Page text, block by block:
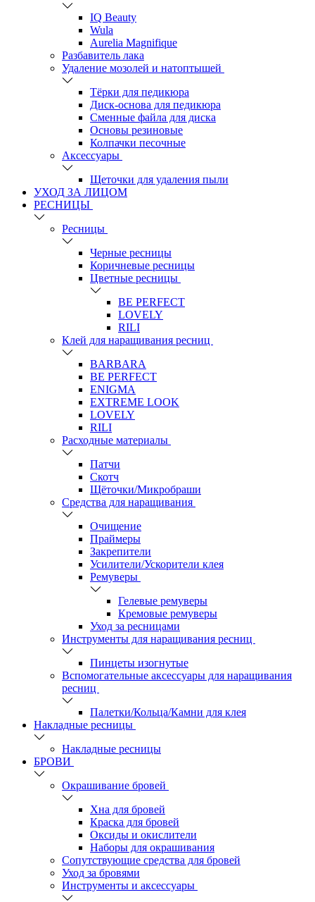
IQ Beauty
Wula
Aurelia Magnifique
Разбавитель лака
Удаление мозолей и натоптышей
Тёрки для педикюра
Диск-основа для педикюра
Сменные файла для диска
Основы резиновые
Колпачки песочные
Аксессуары
Щеточки для удаления пыли
УХОД ЗА ЛИЦОМ
РЕСНИЦЫ
Ресницы
Черные ресницы
Коричневые ресницы
Цветные ресницы
BE PERFECT
LOVELY
RILI
Клей для наращивания ресниц
BARBARA
BE PERFECT
ENIGMA
EXTREME LOOK
LOVELY
RILI
Расходные материалы
Патчи
Скотч
Щёточки/Микробраши
Средства для наращивания
Очищение
Праймеры
Закрепители
Усилители/Ускорители клея
Ремуверы
Гелевые ремуверы
Кремовые ремуверы
Уход за ресницами
Инструменты для наращивания ресниц
Пинцеты изогнутые
Вспомогательные аксессуары для наращивания
ресниц
Палетки/Кольца/Камни для клея
Накладные ресницы
Накладные ресницы
БРОВИ
Окрашивание бровей
Хна для бровей
Краска для бровей
Оксиды и окислители
Наборы для окрашивания
Сопутствующие средства для бровей
Уход за бровями
Инструменты и аксессуары